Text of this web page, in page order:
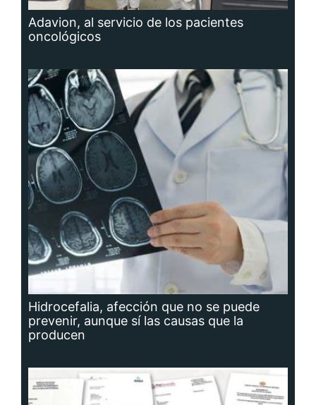
Adavion, al servicio de los pacientes
oncológicos
Hidrocefalia, afección que no se puede
prevenir, aunque sí las causas que la
producen